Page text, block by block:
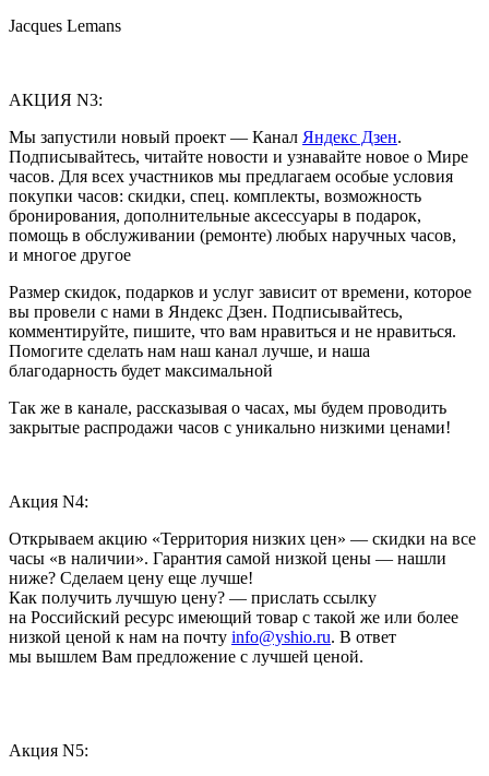
Jacques Lemans
АКЦИЯ N3:
Мы запустили новый проект — Канал Яндекс Дзен.
Подписывайтесь, читайте новости и узнавайте новое о Мире
часов. Для всех участников мы предлагаем особые условия
покупки часов: скидки, спец. комплекты, возможность
бронирования, дополнительные аксессуары в подарок,
помощь в обслуживании (ремонте) любых наручных часов,
и многое другое
Размер скидок, подарков и услуг зависит от времени, которое
вы провели с нами в Яндекс Дзен. Подписывайтесь,
комментируйте, пишите, что вам нравиться и не нравиться.
Помогите сделать нам наш канал лучше, и наша
благодарность будет максимальной
Так же в канале, рассказывая о часах, мы будем проводить
закрытые распродажи часов с уникально низкими ценами!
Акция N4:
Открываем акцию «Территория низких цен» — скидки на все
часы «в наличии». Гарантия самой низкой цены — нашли
ниже? Сделаем цену еще лучше!
Как получить лучшую цену? — прислать ссылку
на Российский ресурс имеющий товар с такой же или более
низкой ценой к нам на почту info@yshio.ru. В ответ
мы вышлем Вам предложение с лучшей ценой.
Акция N5: